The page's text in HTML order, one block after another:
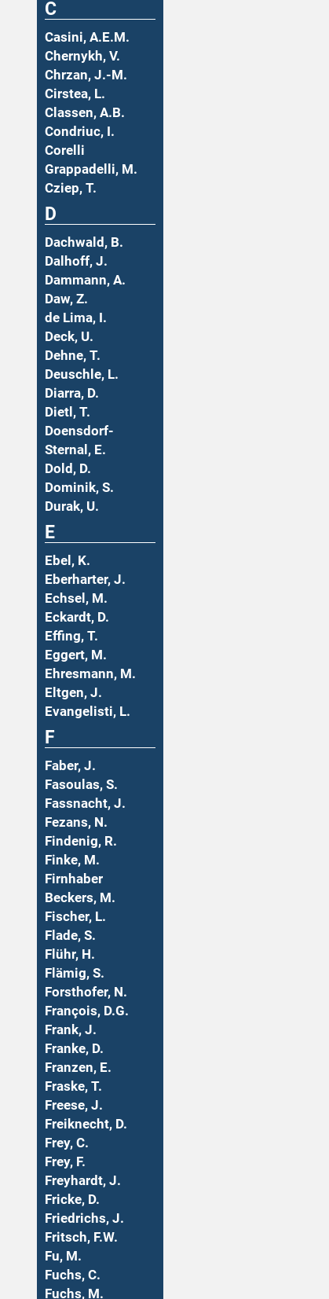
C
Casini, A.E.M.
Chernykh, V.
Chrzan, J.-M.
Cirstea, L.
Classen, A.B.
Condriuc, I.
Corelli
Grappadelli, M.
Cziep, T.
D
Dachwald, B.
Dalhoff, J.
Dammann, A.
Daw, Z.
de Lima, I.
Deck, U.
Dehne, T.
Deuschle, L.
Diarra, D.
Dietl, T.
Doensdorf-
Sternal, E.
Dold, D.
Dominik, S.
Durak, U.
E
Ebel, K.
Eberharter, J.
Echsel, M.
Eckardt, D.
Effing, T.
Eggert, M.
Ehresmann, M.
Eltgen, J.
Evangelisti, L.
F
Faber, J.
Fasoulas, S.
Fassnacht, J.
Fezans, N.
Findenig, R.
Finke, M.
Firnhaber
Beckers, M.
Fischer, L.
Flade, S.
Flühr, H.
Flämig, S.
Forsthofer, N.
François, D.G.
Frank, J.
Franke, D.
Franzen, E.
Fraske, T.
Freese, J.
Freiknecht, D.
Frey, C.
Frey, F.
Freyhardt, J.
Fricke, D.
Friedrichs, J.
Fritsch, F.W.
Fu, M.
Fuchs, C.
Fuchs, M.